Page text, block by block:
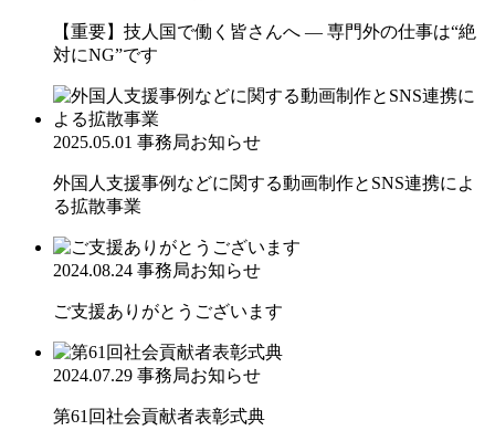
【重要】技人国で働く皆さんへ ― 専門外の仕事は“絶
対にNG”です
2025.05.01 事務局お知らせ
外国人支援事例などに関する動画制作とSNS連携によ
る拡散事業
2024.08.24 事務局お知らせ
ご支援ありがとうございます
2024.07.29 事務局お知らせ
第61回社会貢献者表彰式典